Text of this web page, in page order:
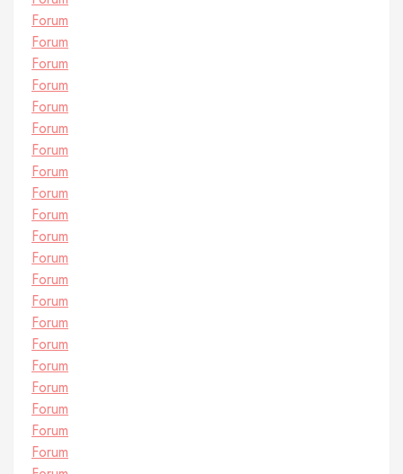
Forum
Forum
Forum
Forum
Forum
Forum
Forum
Forum
Forum
Forum
Forum
Forum
Forum
Forum
Forum
Forum
Forum
Forum
Forum
Forum
Forum